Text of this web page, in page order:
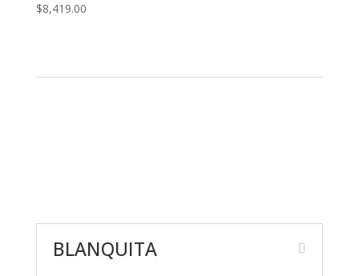
$8,419.00
BLANQUITA